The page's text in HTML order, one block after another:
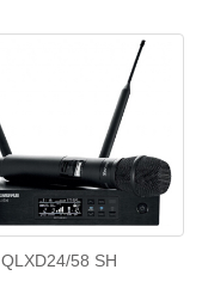
QLXD24/58 SH